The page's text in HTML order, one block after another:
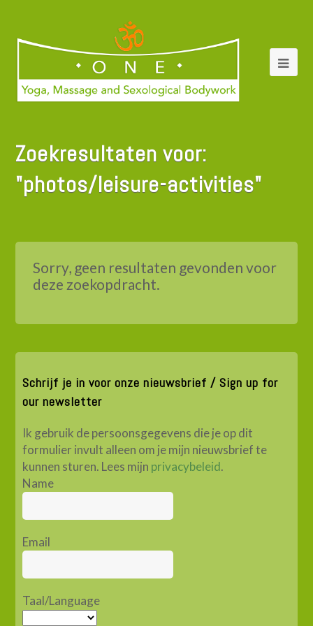
Zoekresultaten voor:
"photos/leisure-activities"
Sorry, geen resultaten gevonden voor
deze zoekopdracht.
Schrijf je in voor onze nieuwsbrief / Sign up for
our newsletter
Ik gebruik de persoonsgegevens die je op dit
formulier invult alleen om je mijn nieuwsbrief te
kunnen sturen. Lees mijn privacybeleid.
Name
Email
Taal/Language